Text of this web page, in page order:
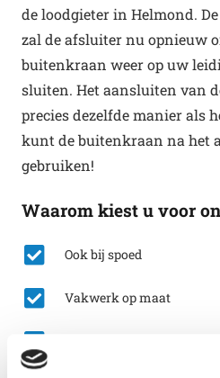
de loodgieter in Helmond. De
zal de afsluiter nu opnieuw
buitenkraan weer op uw
sluiten. Het aansluiten van
precies dezelfde manier als
kunt de buitenkraan na het
gebruiken!
Waarom kiest u voor
Ook bij spoed
Vakwerk op maat